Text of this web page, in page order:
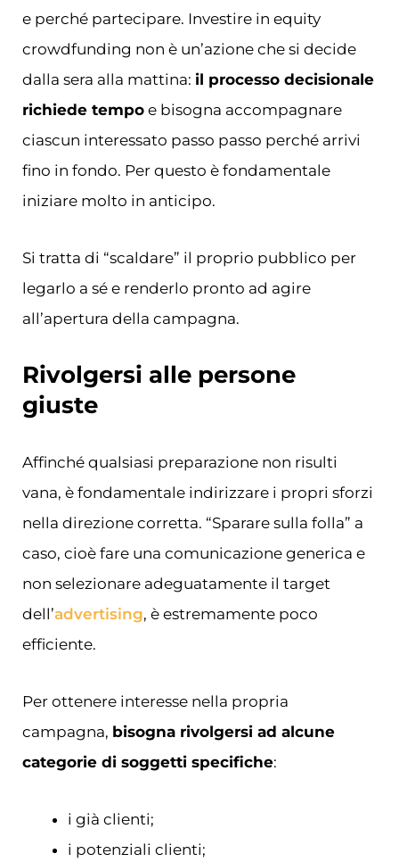
e perché partecipare. Investire in equity
crowdfunding non è un’azione che si decide
dalla sera alla mattina: il processo decisionale
richiede tempo e bisogna accompagnare
ciascun interessato passo passo perché arrivi
fino in fondo. Per questo è fondamentale
iniziare molto in anticipo.
Si tratta di “scaldare” il proprio pubblico per
legarlo a sé e renderlo pronto ad agire
all’apertura della campagna.
Rivolgersi alle persone
giuste
Affinché qualsiasi preparazione non risulti
vana, è fondamentale indirizzare i propri sforzi
nella direzione corretta. “Sparare sulla folla” a
caso, cioè fare una comunicazione generica e
non selezionare adeguatamente il target
dell’advertising, è estremamente poco
efficiente.
Per ottenere interesse nella propria
campagna, bisogna rivolgersi ad alcune
categorie di soggetti specifiche:
i già clienti;
i potenziali clienti;